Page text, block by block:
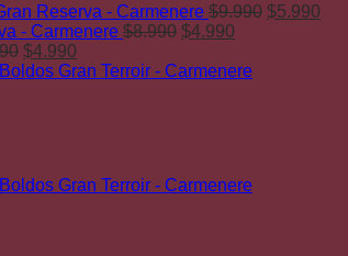
Reserva - Carmenere $9.990 El
$5.990
- Carmenere $8.990 El
original
$4.990
actual
El
precio
$4.990
precio
Gran Terroir - Carmenere
Gran Terroir - Carmenere